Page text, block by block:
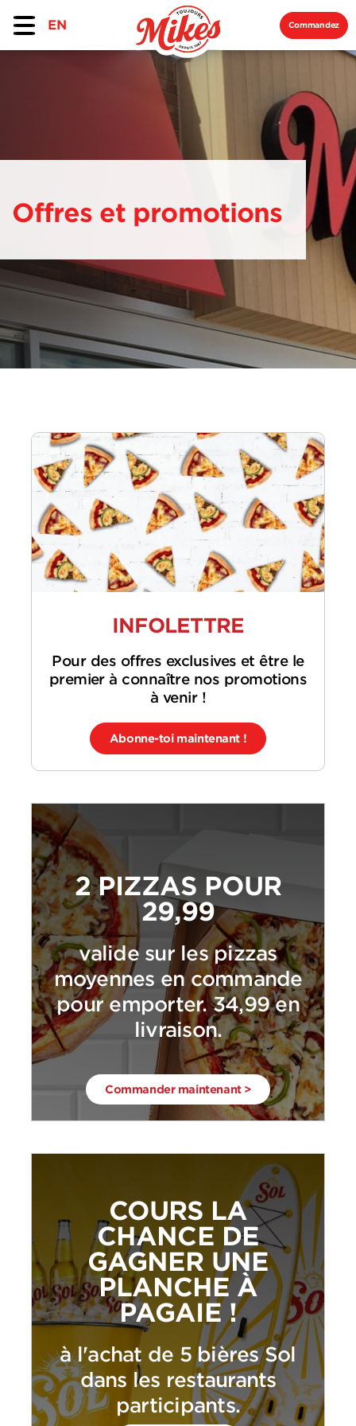
EN Commandez
Offres et promotions
INFOLETTRE
Pour des offres exclusives et être le
premier à connaître nos promotions
à venir !
Abonne-toi maintenant !
2 PIZZAS POUR
29,99
valide sur les pizzas
moyennes en commande
pour emporter. 34,99 en
livraison.
Commander maintenant >
COURS LA
CHANCE DE
GAGNER UNE
PLANCHE À
PAGAIE !
à l'achat de 5 bières Sol
dans les restaurants
participants.